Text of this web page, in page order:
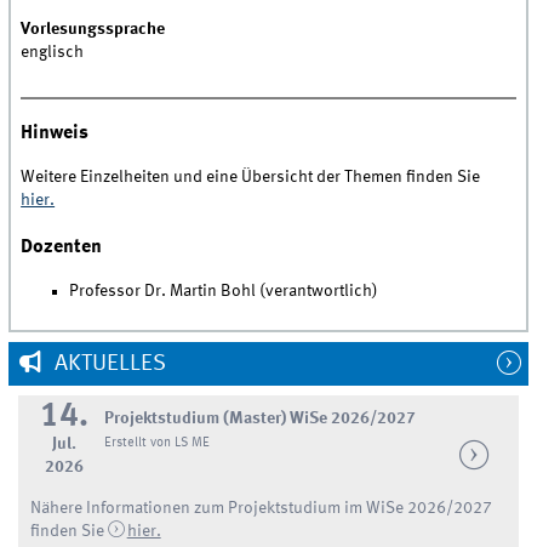
Vorlesungssprache
englisch
Hinweis
Weitere Einzelheiten und eine Übersicht der Themen finden Sie
hier.
Dozenten
Professor Dr. Martin Bohl (verantwortlich)
AKTUELLES
14.
Jul.
2026
Projektstudium (Master) WiSe 2026/2027
Erstellt von LS ME
Nähere Informationen zum Projektstudium im WiSe 2026/2027
finden Sie
hier.